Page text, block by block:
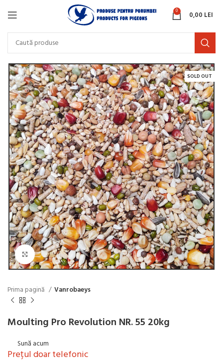
0 0,00 LEI
SOLD OUT
Click to enlarge
Prima pagină Vanrobaeys
Moulting Pro Revolution NR. 55 20kg
Sună acum
Prețul doar telefonic